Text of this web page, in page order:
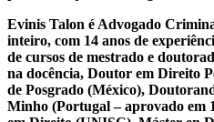
Evinis Talon é Advogado
inteiro, com 14 anos de
de cursos de mestrado e
na docência, Doutor em Direito
de Posgrado (México),
Minho (Portugal – aprovado em